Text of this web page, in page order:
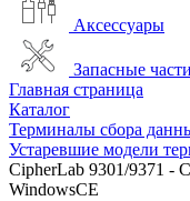
Аксессуары
Запасные
Главная страница
Каталог
Терминалы сбора
Устаревшие модели
CipherLab 9301/9371 -
WindowsCE